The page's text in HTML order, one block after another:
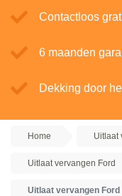
Contactloos
6 maanden
Dekking door
Home Uitlaat
Uitlaat vervangen Ford
Uitlaat vervangen Ford